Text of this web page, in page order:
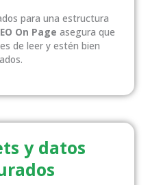
para una estructura
On Page asegura que
de leer y estén bien
y datos